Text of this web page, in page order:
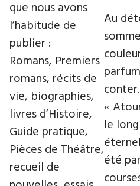
Au
conter.
«
le
été
que nous avons
l’habitude de
publier :
Romans, Premiers
romans, récits de
vie, biographies,
livres d’Histoire,
Guide pratique,
Pièces de Théâtre,
recueil de